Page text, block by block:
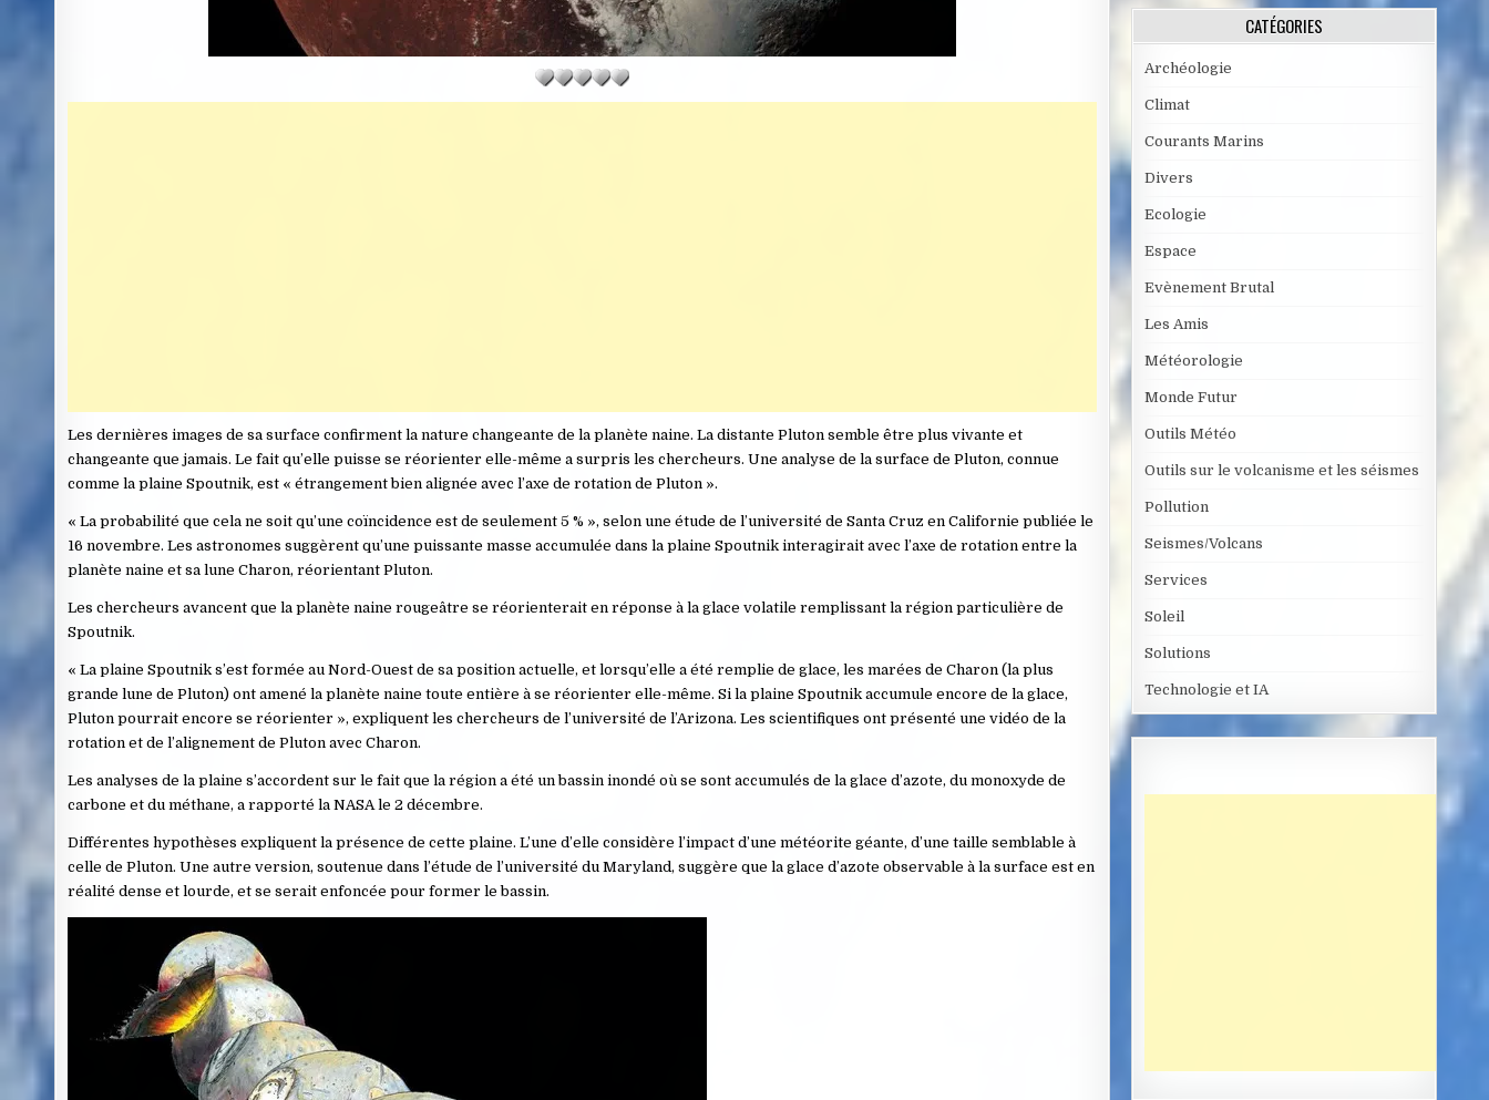
Les dernières images de sa surface confirment la nature changeante de la planète naine. La distante Pluton semble être plus vivante et
changeante que jamais. Le fait qu’elle puisse se réorienter elle-même a surpris les chercheurs. Une analyse de la surface de Pluton, connue
comme la plaine Spoutnik, est « étrangement bien alignée avec l’axe de rotation de Pluton ».
« La probabilité que cela ne soit qu’une coïncidence est de seulement 5 % », selon une étude de l’université de Santa Cruz en Californie publiée le
16 novembre. Les astronomes suggèrent qu’une puissante masse accumulée dans la plaine Spoutnik interagirait avec l’axe de rotation entre la
planète naine et sa lune Charon, réorientant Pluton.
Les chercheurs avancent que la planète naine rougeâtre se réorienterait en réponse à la glace volatile remplissant la région particulière de
Spoutnik.
« La plaine Spoutnik s’est formée au Nord-Ouest de sa position actuelle, et lorsqu’elle a été remplie de glace, les marées de Charon (la plus
grande lune de Pluton) ont amené la planète naine toute entière à se réorienter elle-même. Si la plaine Spoutnik accumule encore de la glace,
Pluton pourrait encore se réorienter », expliquent les chercheurs de l’université de l’Arizona. Les scientifiques ont présenté une vidéo de la
rotation et de l’alignement de Pluton avec Charon.
Les analyses de la plaine s’accordent sur le fait que la région a été un bassin inondé où se sont accumulés de la glace d’azote, du monoxyde de
carbone et du méthane, a rapporté la NASA le 2 décembre.
Différentes hypothèses expliquent la présence de cette plaine. L’une d’elle considère l’impact d’une météorite géante, d’une taille semblable à
celle de Pluton. Une autre version, soutenue dans l’étude de l’université du Maryland, suggère que la glace d’azote observable à la surface est en
réalité dense et lourde, et se serait enfoncée pour former le bassin.
CATÉGORIES
Archéologie
Climat
Courants Marins
Divers
Ecologie
Espace
Evènement Brutal
Les Amis
Météorologie
Monde Futur
Outils Météo
Outils sur le volcanisme et les séismes
Pollution
Seismes/Volcans
Services
Soleil
Solutions
Technologie et IA